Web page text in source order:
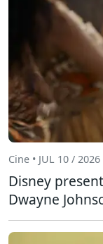
Cine • JUL 10 / 2026
Disney
Dwayne